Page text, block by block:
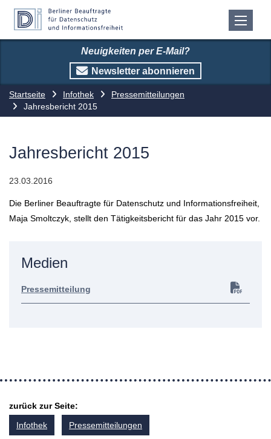
Neuigkeiten per E-Mail?
Newsletter abonnieren
Startseite Infothek
Pressemitteilungen
Jahresbericht 2015
Jahresbericht 2015
23.03.2016
Die Berliner Beauftragte für Datenschutz und Informationsfreiheit,
Maja Smoltczyk, stellt den Tätigkeitsbericht für das Jahr 2015 vor.
Medien
Pressemitteilung
zurück zur Seite:
Infothek
Pressemitteilungen